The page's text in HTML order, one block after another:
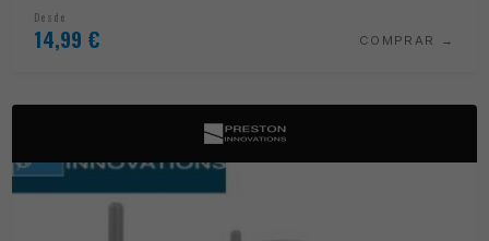
Desde
14,99 € COMPRAR